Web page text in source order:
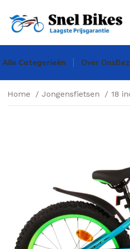
Alle Categorieën Over Ons
Home Jongensfietsen 18